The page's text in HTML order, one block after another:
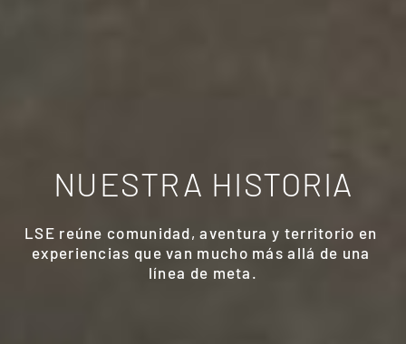
NUESTRA HISTORIA
LSE reúne comunidad, aventura y territorio en
experiencias que van mucho más allá de una
línea de meta.